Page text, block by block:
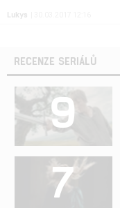
Lukys
RECENZE SERIÁLŮ
9
7